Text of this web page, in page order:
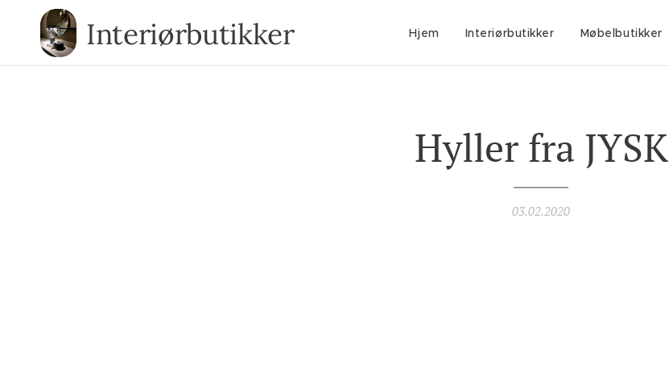
Interiørbutikker Hjem Interiørbutikker Møbelbutikker
Hyller fra JYSK
03.02.2020